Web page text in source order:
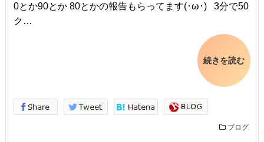
0とか90とか 80とかの報告もらってます(･ω･) 3分で50
ク…
続きを読む
ブログ